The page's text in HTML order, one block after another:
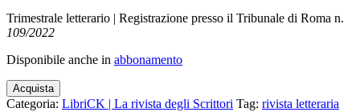
Trimestrale letterario | Registrazione presso il Tribunale di Roma n.
109/2022
Disponibile anche in abbonamento
Acquista
Categoria: LibriCK | La rivista degli Scrittori Tag: rivista letteraria